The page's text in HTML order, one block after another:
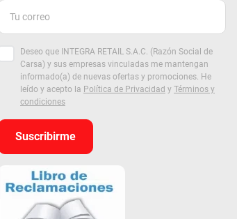
Deseo que INTEGRA RETAIL S.A.C. (Razón Social de
Carsa) y sus empresas vinculadas me mantengan
informado(a) de nuevas ofertas y promociones. He
leído y acepto la Política de Privacidad y Términos y
condiciones
Suscribirme